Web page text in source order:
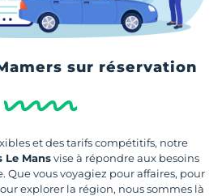
sur réservation
et des tarifs compétitifs, notre
Le Mansvise à répondre aux besoins
Que vous voyagiez pour affaires, pour
explorer la région, nous sommes là